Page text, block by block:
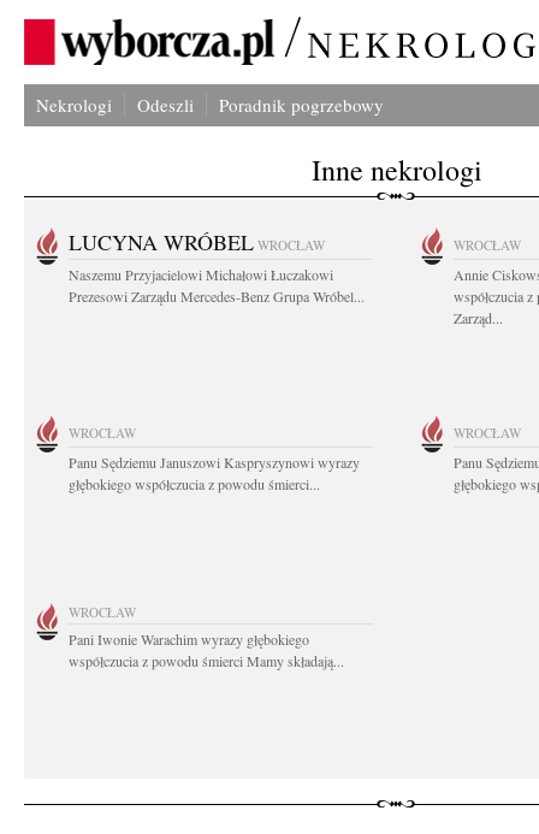
Nekrologi Odeszli Poradnik pogrzebowy
Inne nekrologi
LUCYNA WRÓBEL WROCŁAW
Naszemu Przyjacielowi Michałowi Łuczakowi
Prezesowi Zarządu Mercedes-Benz Grupa Wróbel...
WROCŁAW
Annie
współczucia
Zarząd...
WROCŁAW
Panu Sędziemu Januszowi Kaspryszynowi wyrazy
głębokiego współczucia z powodu śmierci...
WROCŁAW
Panu
głębokiego
WROCŁAW
Pani Iwonie Warachim wyrazy głębokiego
współczucia z powodu śmierci Mamy składają...